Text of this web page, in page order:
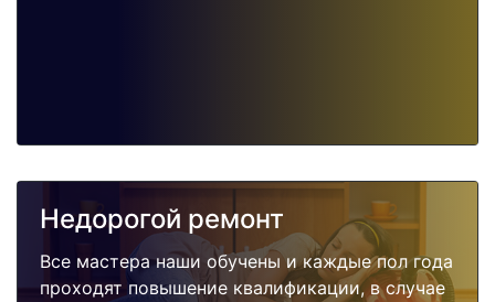
Недорогой ремонт
Все мастера наши обучены и каждые пол года
проходят повышение квалификации, в случае